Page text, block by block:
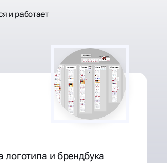
и работает
логотипа и брендбука